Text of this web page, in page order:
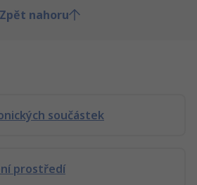
Zpět nahoru
součástek
prostředí